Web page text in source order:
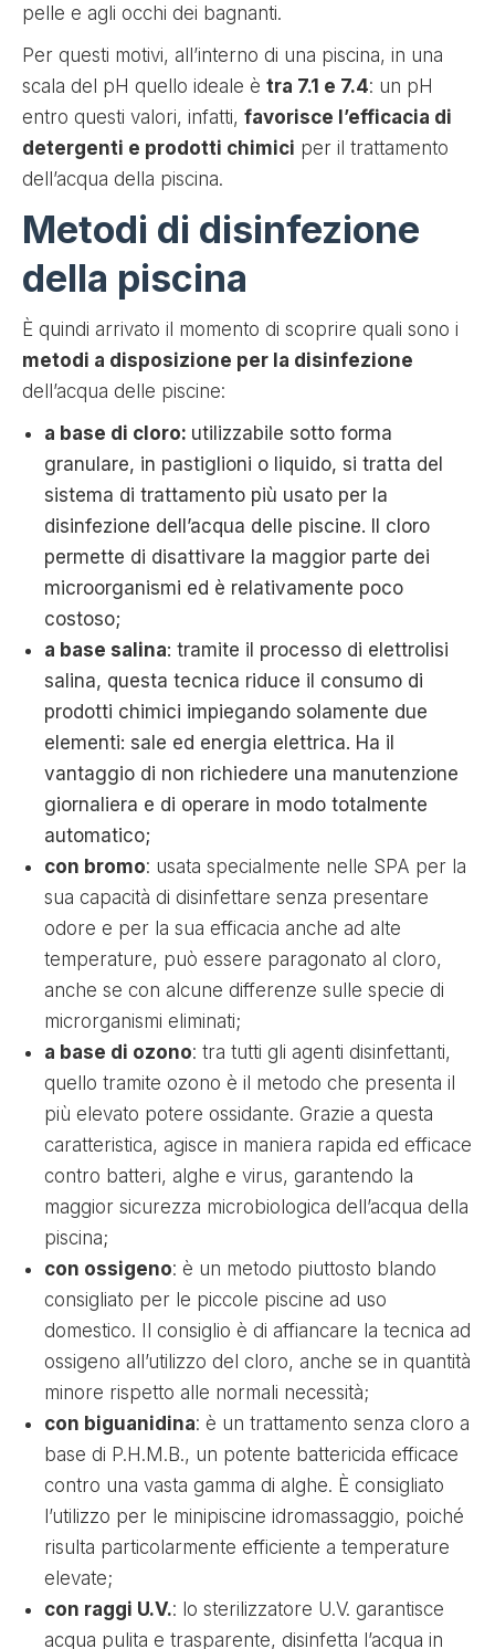
pelle e agli occhi dei bagnanti.
Per questi motivi, all’interno di una piscina, in una
scala del pH quello ideale è tra 7.1 e 7.4: un pH
entro questi valori, infatti, favorisce l’efficacia di
detergenti e prodotti chimici per il trattamento
dell’acqua della piscina.
Metodi di disinfezione
della piscina
È quindi arrivato il momento di scoprire quali sono i
metodi a disposizione per la disinfezione
dell’acqua delle piscine:
a base di cloro: utilizzabile sotto forma
granulare, in pastiglioni o liquido, si tratta del
sistema di trattamento più usato per la
disinfezione dell’acqua delle piscine. Il cloro
permette di disattivare la maggior parte dei
microorganismi ed è relativamente poco
costoso;
a base salina: tramite il processo di elettrolisi
salina, questa tecnica riduce il consumo di
prodotti chimici impiegando solamente due
elementi: sale ed energia elettrica. Ha il
vantaggio di non richiedere una manutenzione
giornaliera e di operare in modo totalmente
automatico;
con bromo: usata specialmente nelle SPA per la
sua capacità di disinfettare senza presentare
odore e per la sua efficacia anche ad alte
temperature, può essere paragonato al cloro,
anche se con alcune differenze sulle specie di
microrganismi eliminati;
a base di ozono: tra tutti gli agenti disinfettanti,
quello tramite ozono è il metodo che presenta il
più elevato potere ossidante. Grazie a questa
caratteristica, agisce in maniera rapida ed efficace
contro batteri, alghe e virus, garantendo la
maggior sicurezza microbiologica dell’acqua della
piscina;
con ossigeno: è un metodo piuttosto blando
consigliato per le piccole piscine ad uso
domestico. Il consiglio è di affiancare la tecnica ad
ossigeno all’utilizzo del cloro, anche se in quantità
minore rispetto alle normali necessità;
con biguanidina: è un trattamento senza cloro a
base di P.H.M.B., un potente battericida efficace
contro una vasta gamma di alghe. È consigliato
l’utilizzo per le minipiscine idromassaggio, poiché
risulta particolarmente efficiente a temperature
elevate;
con raggi U.V.: lo sterilizzatore U.V. garantisce
acqua pulita e trasparente, disinfetta l’acqua in